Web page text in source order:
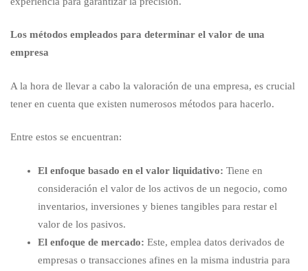
Los métodos empleados para determinar el valor de una
empresa
A la hora de llevar a cabo la valoración de una empresa, es crucial
tener en cuenta que existen numerosos métodos para hacerlo.
Entre estos se encuentran:
El enfoque basado en el valor liquidativo: Tiene en
consideración el valor de los activos de un negocio, como
inventarios, inversiones y bienes tangibles para restar el
valor de los pasivos.
El enfoque de mercado: Este, emplea datos derivados de
empresas o transacciones afines en la misma industria para